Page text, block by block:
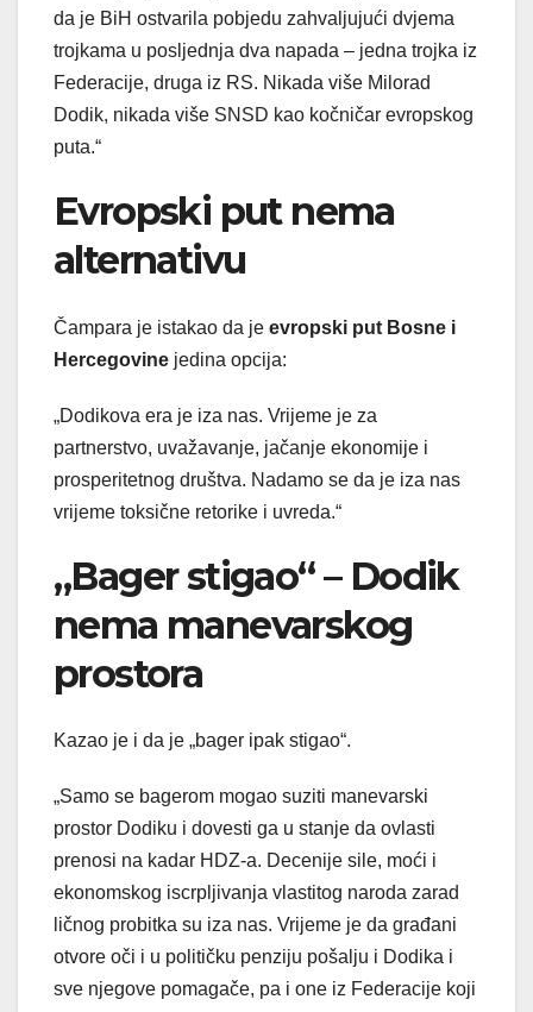
da je BiH ostvarila pobjedu zahvaljujući dvjema
trojkama u posljednja dva napada – jedna trojka iz
Federacije, druga iz RS. Nikada više Milorad
Dodik, nikada više SNSD kao kočničar evropskog
puta.“
Evropski put nema
alternativu
Čampara je istakao da je evropski put Bosne i
Hercegovine jedina opcija:
„Dodikova era je iza nas. Vrijeme je za
partnerstvo, uvažavanje, jačanje ekonomije i
prosperitetnog društva. Nadamo se da je iza nas
vrijeme toksične retorike i uvreda.“
„Bager stigao“ – Dodik
nema manevarskog
prostora
Kazao je i da je „bager ipak stigao“.
„Samo se bagerom mogao suziti manevarski
prostor Dodiku i dovesti ga u stanje da ovlasti
prenosi na kadar HDZ-a. Decenije sile, moći i
ekonomskog iscrpljivanja vlastitog naroda zarad
ličnog probitka su iza nas. Vrijeme je da građani
otvore oči i u političku penziju pošalju i Dodika i
sve njegove pomagače, pa i one iz Federacije koji